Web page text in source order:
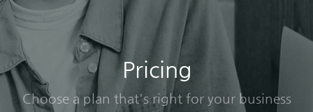
Pricing
Choose a plan that's right for your business